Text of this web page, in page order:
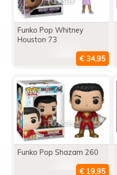
Funko Pop Whitney
Houston 73
Funko Pop Shazam 260